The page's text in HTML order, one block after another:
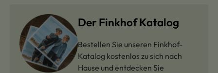
Der Finkhof Katalog
Bestellen Sie unseren Finkhof-
Katalog kostenlos zu sich nach
Hause und entdecken Sie